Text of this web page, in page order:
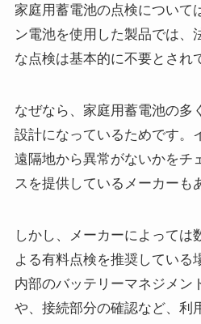
家庭用蓄電池の点検について
ン電池を使用した製品では、
な点検は基本的に不要とされ
なぜなら、家庭用蓄電池の多
設計になっているためです。
遠隔地から異常がないかをチ
スを提供しているメーカーも
しかし、メーカーによっては
よる有料点検を推奨している
内部のバッテリーマネジメン
や、接続部分の確認など、利